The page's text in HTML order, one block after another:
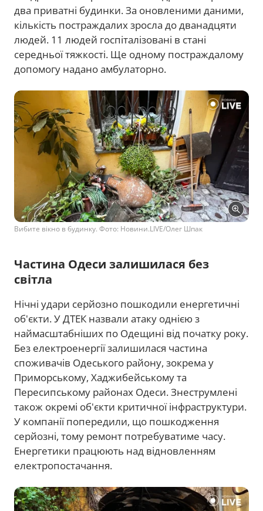
два приватні будинки. За оновленими даними,
кількість постраждалих зросла до дванадцяти
людей. 11 людей госпіталізовані в стані
середньої тяжкості. Ще одному постраждалому
допомогу надано амбулаторно.
Вибите вікно в будинку. Фото: Новини.LIVE/Олег Шпак
Частина Одеси залишилася без
світла
Нічні удари серйозно пошкодили енергетичні
об'єкти. У ДТЕК назвали атаку однією з
наймасштабніших по Одещині від початку року.
Без електроенергії залишилася частина
споживачів Одеського району, зокрема у
Приморському, Хаджибейському та
Пересипському районах Одеси. Знеструмлені
також окремі об'єкти критичної інфраструктури.
У компанії попередили, що пошкодження
серйозні, тому ремонт потребуватиме часу.
Енергетики працюють над відновленням
електропостачання.